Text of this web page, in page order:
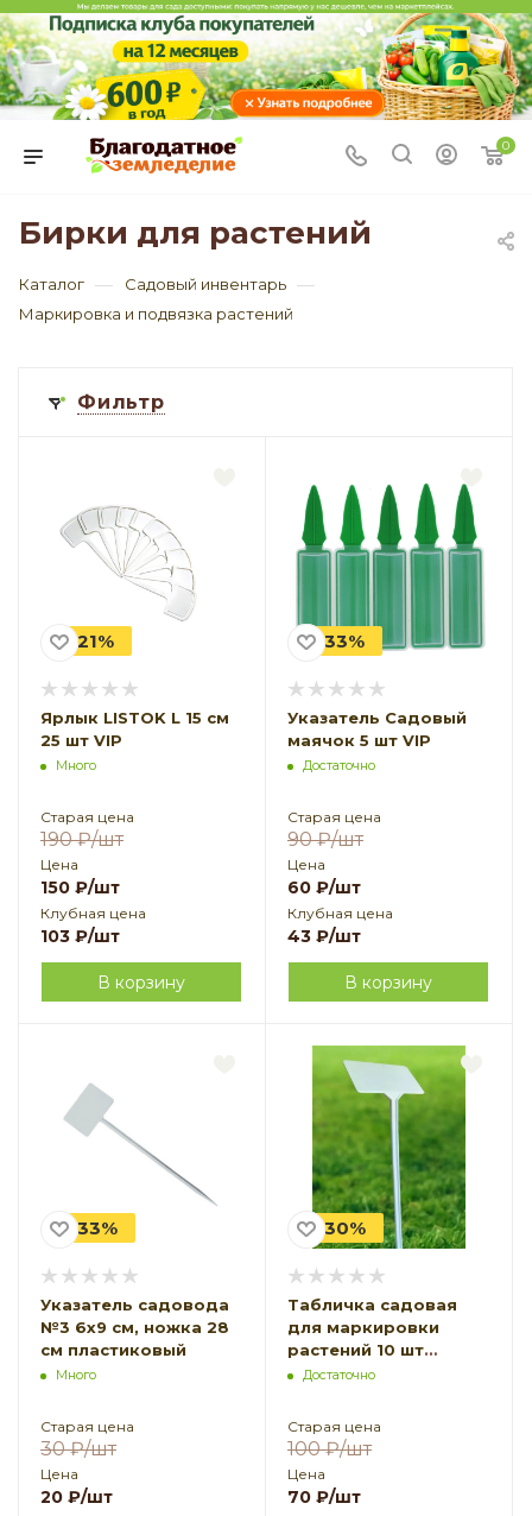
0
Бирки для растений
Каталог — Садовый инвентарь —
Маркировка и подвязка растений
Фильтр
-21%
Ярлык LISTOK L 15 см
25 шт VIP
Много
Старая цена
190₽/шт
Цена
150 ₽/шт
Клубная цена
103 ₽/шт
В корзину
-33%
Указатель Садовый
маячок 5 шт VIP
Достаточно
Старая цена
90₽/шт
Цена
60 ₽/шт
Клубная цена
43 ₽/шт
В корзину
-33%
Указатель садовода
№3 6x9 см, ножка 28
см пластиковый
Много
Старая цена
30₽/шт
Цена
20 ₽/шт
-30%
Табличка садовая
для маркировки
растений 10 шт
1,5х5,5х3,5
Достаточно
Старая цена
100₽/шт
Цена
70 ₽/шт